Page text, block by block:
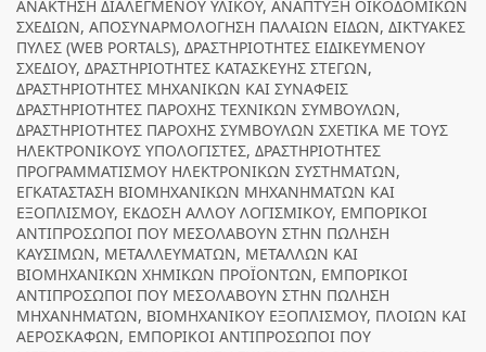
ΑΝΑΚΤΗΣΗ ΔΙΑΛΕΓΜΕΝΟΥ ΥΛΙΚΟΥ, ΑΝΑΠΤΥΞΗ ΟΙΚΟΔΟΜΙΚΩΝ
ΣΧΕΔΙΩΝ, ΑΠΟΣΥΝΑΡΜΟΛΟΓΗΣΗ ΠΑΛΑΙΩΝ ΕΙΔΩΝ, ΔΙΚΤΥΑΚΕΣ
ΠΥΛΕΣ (WEB PORTALS), ΔΡΑΣΤΗΡΙΟΤΗΤΕΣ ΕΙΔΙΚΕΥΜΕΝΟΥ
ΣΧΕΔΙΟΥ, ΔΡΑΣΤΗΡΙΟΤΗΤΕΣ ΚΑΤΑΣΚΕΥΗΣ ΣΤΕΓΩΝ,
ΔΡΑΣΤΗΡΙΟΤΗΤΕΣ ΜΗΧΑΝΙΚΩΝ ΚΑΙ ΣΥΝΑΦΕΙΣ
ΔΡΑΣΤΗΡΙΟΤΗΤΕΣ ΠΑΡΟΧΗΣ ΤΕΧΝΙΚΩΝ ΣΥΜΒΟΥΛΩΝ,
ΔΡΑΣΤΗΡΙΟΤΗΤΕΣ ΠΑΡΟΧΗΣ ΣΥΜΒΟΥΛΩΝ ΣΧΕΤΙΚΑ ΜΕ ΤΟΥΣ
ΗΛΕΚΤΡΟΝΙΚΟΥΣ ΥΠΟΛΟΓΙΣΤΕΣ, ΔΡΑΣΤΗΡΙΟΤΗΤΕΣ
ΠΡΟΓΡΑΜΜΑΤΙΣΜΟΥ ΗΛΕΚΤΡΟΝΙΚΩΝ ΣΥΣΤΗΜΑΤΩΝ,
ΕΓΚΑΤΑΣΤΑΣΗ ΒΙΟΜΗΧΑΝΙΚΩΝ ΜΗΧΑΝΗΜΑΤΩΝ ΚΑΙ
ΕΞΟΠΛΙΣΜΟΥ, ΕΚΔΟΣΗ ΑΛΛΟΥ ΛΟΓΙΣΜΙΚΟΥ, ΕΜΠΟΡΙΚΟΙ
ΑΝΤΙΠΡΟΣΩΠΟΙ ΠΟΥ ΜΕΣΟΛΑΒΟΥΝ ΣΤΗΝ ΠΩΛΗΣΗ
ΚΑΥΣΙΜΩΝ, ΜΕΤΑΛΛΕΥΜΑΤΩΝ, ΜΕΤΑΛΛΩΝ ΚΑΙ
ΒΙΟΜΗΧΑΝΙΚΩΝ ΧΗΜΙΚΩΝ ΠΡΟΪΟΝΤΩΝ, ΕΜΠΟΡΙΚΟΙ
ΑΝΤΙΠΡΟΣΩΠΟΙ ΠΟΥ ΜΕΣΟΛΑΒΟΥΝ ΣΤΗΝ ΠΩΛΗΣΗ
ΜΗΧΑΝΗΜΑΤΩΝ, ΒΙΟΜΗΧΑΝΙΚΟΥ ΕΞΟΠΛΙΣΜΟΥ, ΠΛΟΙΩΝ ΚΑΙ
ΑΕΡΟΣΚΑΦΩΝ, ΕΜΠΟΡΙΚΟΙ ΑΝΤΙΠΡΟΣΩΠΟΙ ΠΟΥ